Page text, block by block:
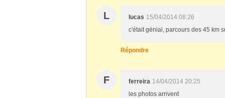
L lucas 15/04/2014 08:26
c'était génial, parcours des 45 km
Répondre
F ferreira 14/04/2014 20:25
les photos arrivent